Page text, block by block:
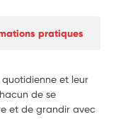
pratiques
et leur
de se
et de grandir avec